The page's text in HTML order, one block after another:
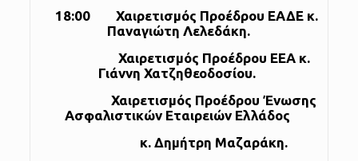
18:00
Χαιρετισμός Προέδρου ΕΑΔΕ κ.
Παναγιώτη Λελεδάκη.
Χαιρετισμός Προέδρου ΕΕΑ κ.
Γιάννη Χατζηθεοδοσίου.
Χαιρετισμός Προέδρου Ένωσης
Ασφαλιστικών Εταιρειών Ελλάδος
κ. Δημήτρη Μαζαράκη.